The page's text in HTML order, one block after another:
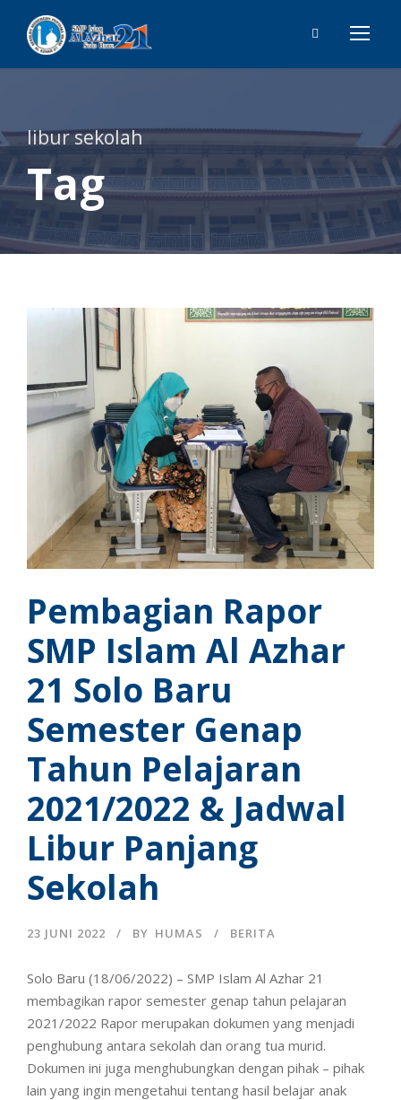
libur sekolah
Tag
Pembagian Rapor
SMP Islam Al Azhar
21 Solo Baru
Semester Genap
Tahun Pelajaran
2021/2022 & Jadwal
Libur Panjang
Sekolah
23 JUNI 2022 BY HUMAS BERITA
Solo Baru (18/06/2022) – SMP Islam Al Azhar 21
membagikan rapor semester genap tahun pelajaran
2021/2022 Rapor merupakan dokumen yang menjadi
penghubung antara sekolah dan orang tua murid.
Dokumen ini juga menghubungkan dengan pihak – pihak
lain yang ingin mengetahui tentang hasil belajar anak